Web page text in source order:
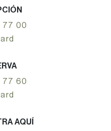
77 00
77 60
AQUÍ